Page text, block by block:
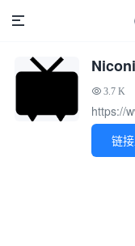
3.7 K
https://
链